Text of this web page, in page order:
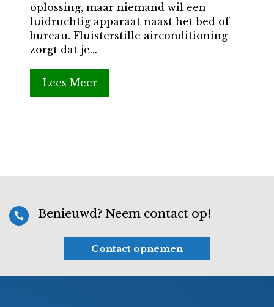
oplossing, maar niemand wil een
luidruchtig apparaat naast het bed of
bureau. Fluisterstille airconditioning
zorgt dat je...
Lees Meer
 Benieuwd? Neem contact op!
Contact opnemen